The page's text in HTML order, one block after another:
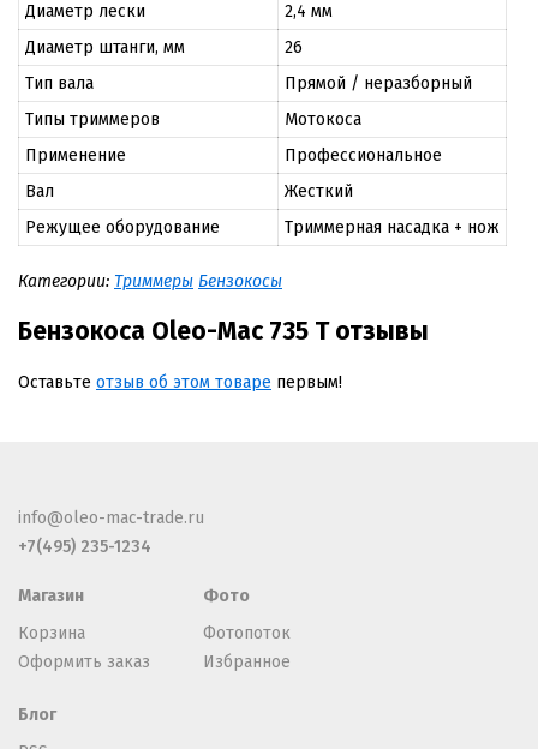
Диаметр лески
2,4 мм
Диаметр штанги, мм
26
Тип вала
Прямой / неразборный
Типы триммеров
Мотокоса
Применение
Профессиональное
Вал
Жесткий
Режущее оборудование
Триммерная насадка + нож
Категории: Триммеры Бензокосы
Бензокоса Oleo-Mac 735 T отзывы
Оставьте отзыв об этом товаре первым!
info@oleo-mac-trade.ru
+7(495) 235-1234
Магазин
Корзина
Оформить заказ
Фото
Фотопоток
Избранное
Блог